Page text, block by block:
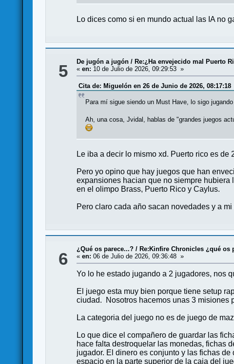
Lo dices como si en mundo actual las IA no
5 De jugón a jugón /Re:¿Ha envejecido mal Puerto
«en: 10 de Julio de 2026, 09:29:53 »
Cita de: Miguelón en 26 de Junio de 2026, 08:17:18
Para mí sigue siendo un Must Have, lo sigo
Ah, una cosa, Jvidal, hablas de "grandes juegos
Le iba a decir lo mismo xd. Puerto rico es
Pero yo opino que hay juegos que han
expansiones hacian que no siempre hubiera
en el olimpo Brass, Puerto Rico y Caylus.
Pero claro cada año sacan novedades y a
6 ¿Qué os parece...? / Re:Kinfire Chronicles ¿qué os
«en: 06 de Julio de 2026, 09:36:48 »
Yo lo he estado jugando a 2 jugadores, nos
El juego esta muy bien porque tiene setup
ciudad. Nosotros hacemos unas 3 misiones
La categoria del juego no es de juego de
Lo que dice el compañero de guardar las
hace falta destroquelar las monedas, fichas
jugador. El dinero es conjunto y las fichas
espacio en la parte superior de la caja del